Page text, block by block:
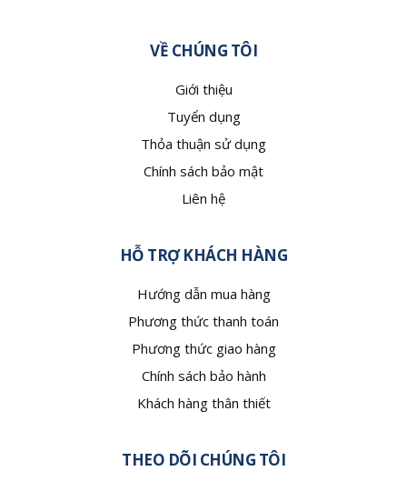
VỀ CHÚNG TÔI
Giới thiệu
Tuyển dụng
Thỏa thuận sử dụng
Chính sách bảo mật
Liên hệ
HỖ TRỢ KHÁCH HÀNG
Hướng dẫn mua hàng
Phương thức thanh toán
Phương thức giao hàng
Chính sách bảo hành
Khách hàng thân thiết
THEO DÕI CHÚNG TÔI